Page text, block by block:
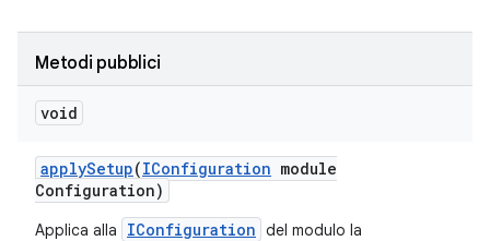
Metodi pubblici
void
applySetup(IConfiguration module
Configuration)
Applica alla IConfiguration del modulo la